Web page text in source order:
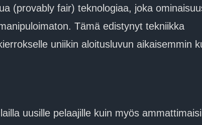
(provably fair) teknologiaa, joka
Tämä edistynyt tekniikka
uniikin aloitusluvun aikaisemmin
uusille pelaajille kuin myös